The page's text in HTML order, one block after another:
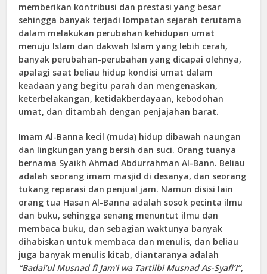
memberikan kontribusi dan prestasi yang besar
sehingga banyak terjadi lompatan sejarah terutama
dalam melakukan perubahan kehidupan umat
menuju Islam dan dakwah Islam yang lebih cerah,
banyak perubahan-perubahan yang dicapai olehnya,
apalagi saat beliau hidup kondisi umat dalam
keadaan yang begitu parah dan mengenaskan,
keterbelakangan, ketidakberdayaan, kebodohan
umat, dan ditambah dengan penjajahan barat.
Imam Al-Banna kecil (muda) hidup dibawah naungan
dan lingkungan yang bersih dan suci. Orang tuanya
bernama Syaikh Ahmad Abdurrahman Al-Bann. Beliau
adalah seorang imam masjid di desanya, dan seorang
tukang reparasi dan penjual jam. Namun disisi lain
orang tua Hasan Al-Banna adalah sosok pecinta ilmu
dan buku, sehingga senang menuntut ilmu dan
membaca buku, dan sebagian waktunya banyak
dihabiskan untuk membaca dan menulis, dan beliau
juga banyak menulis kitab, diantaranya adalah
“Badai’ul Musnad fi Jam’i wa Tartiibi Musnad As-Syafi’I”,